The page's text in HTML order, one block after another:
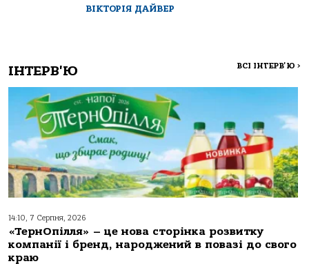
ВІКТОРІЯ ДАЙВЕР
ІНТЕРВ'Ю ВСІ ІНТЕРВ'Ю >
14:10, 7 Серпня, 2026
«ТернОпілля» – це нова сторінка розвитку
компанії і бренд, народжений в повазі до свого
краю